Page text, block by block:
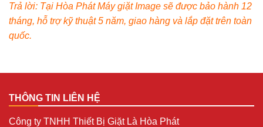
Trả lời: Tại Hòa Phát Máy giặt Image sẽ được bảo hành 12
tháng, hỗ trợ kỹ thuật 5 năm, giao hàng và lắp đặt trên toàn
quốc.
THÔNG TIN LIÊN HỆ
Công ty TNHH Thiết Bị Giặt Là Hòa Phát